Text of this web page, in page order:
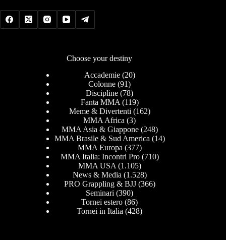
Choose your destiny
Accademie(20)
Colonne (91)
Discipline (78)
Fanta MMA (119)
Meme & Divertenti (162)
MMA Africa (3)
MMA Asia & Giappone(248)
MMA Brasile & Sud America (14)
MMA Europa (377)
MMA Italia: Incontri Pro(710)
MMA USA (1.105)
News & Media (1.528)
PRO Grappling & BJJ(366)
Seminari (390)
Tornei estero (86)
Tornei in Italia (428)